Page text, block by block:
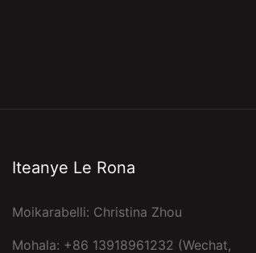
Iteanye Le Rona
Moikarabelli: Christina Zhou
Mohala: +86 13918961232 (Wechat,